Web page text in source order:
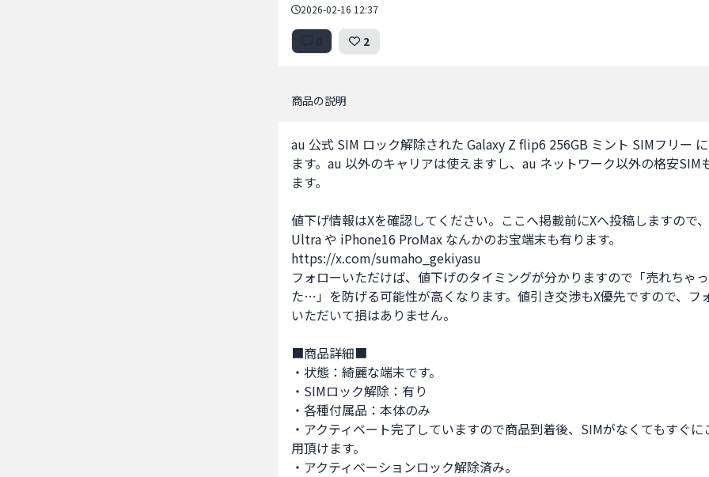
2026-02-16 12:37
2
商品の説明
au 公式 SIM ロック解除された Galaxy Z flip6 256GB ミント SIMフリー
ます。au 以外のキャリアは使えますし、au ネットワーク以外の格安SIM
ます。
値下げ情報はXを確認してください。ここへ掲載前にXへ投稿しますので
Ultra や iPhone16 ProMax なんかのお宝端末も有ります。
https://x.com/sumaho_gekiyasu
フォローいただけば、値下げのタイミングが分かりますので「売れちゃっ
た…」を防げる可能性が高くなります。値引き交渉もX優先ですので、フ
いただいて損はありません。
■商品詳細■
・状態：綺麗な端末です。
・SIMロック解除：有り
・各種付属品：本体のみ
・アクティベート完了していますので商品到着後、SIMがなくてもすぐに
用頂けます。
・アクティべーションロック解除済み。